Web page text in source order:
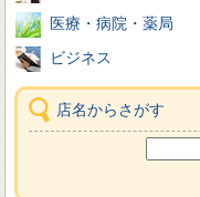
医療・病院・薬局
ビジネス
店名からさがす